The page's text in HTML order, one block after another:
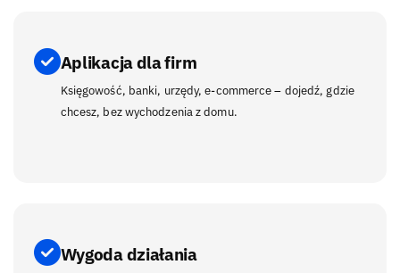
Aplikacja dla firm
Księgowość, banki, urzędy, e-commerce – dojedź, gdzie
chcesz, bez wychodzenia z domu.
Wygoda działania